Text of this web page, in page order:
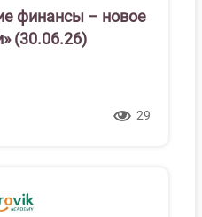
финансы – новое
(30.06.26)
29